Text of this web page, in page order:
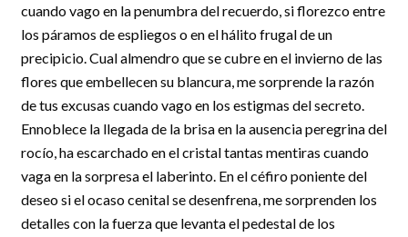
cuando vago en la penumbra del recuerdo, si florezco entre
los páramos de espliegos o en el hálito frugal de un
precipicio. Cual almendro que se cubre en el invierno de las
flores que embellecen su blancura, me sorprende la razón
de tus excusas cuando vago en los estigmas del secreto.
Ennoblece la llegada de la brisa en la ausencia peregrina del
rocío, ha escarchado en el cristal tantas mentiras cuando
vaga en la sorpresa el laberinto. En el céfiro poniente del
deseo si el ocaso cenital se desenfrena, me sorprenden los
detalles con la fuerza que levanta el pedestal de los